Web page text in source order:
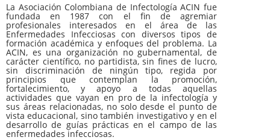
La Asociación Colombiana de Infectología ACIN fue
fundada en 1987 con el fin de agremiar
profesionales interesados en el área de las
Enfermedades Infecciosas con diversos tipos de
formación académica y enfoques del problema. La
ACIN, es una organización no gubernamental, de
carácter científico, no partidista, sin fines de lucro,
sin discriminación de ningún tipo, regida por
principios que contemplan la promoción,
fortalecimiento, y apoyo a todas aquellas
actividades que vayan en pro de la infectología y
sus áreas relacionadas, no solo desde el punto de
vista educacional, sino también investigativo y en el
desarrollo de guías prácticas en el campo de las
enfermedades infecciosas.